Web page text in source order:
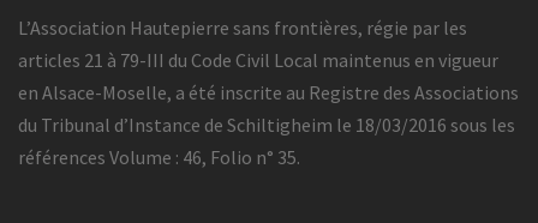
L’Association Hautepierre sans frontières, régie par les
articles 21 à 79-III du Code Civil Local maintenus en vigueur
en Alsace-Moselle, a été inscrite au Registre des Associations
du Tribunal d’Instance de Schiltigheim le 18/03/2016 sous les
références Volume : 46, Folio n° 35.